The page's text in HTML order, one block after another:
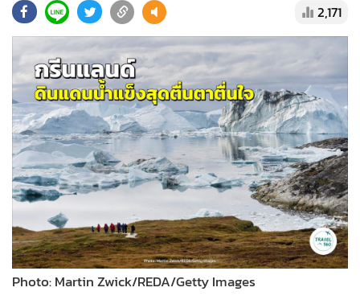
• ผู้จัดกวน
Good health & Well-being
Green Innovation & SD
•
Management & HR
• MGR Live
• Infographic
• การเมือง
• ท่องเที่ยว
• ต่างประเทศ
• Special Scoop
2,171
Photo: Martin Zwick/REDA/Getty Images